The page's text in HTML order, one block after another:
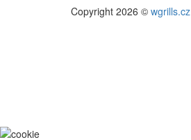
Copyright 2026 © wgrills.cz